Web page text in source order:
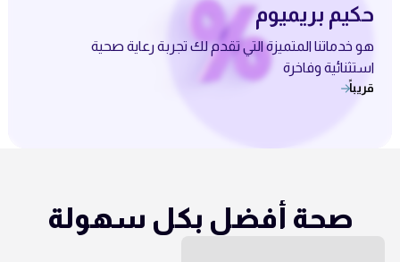
حكيم بريميوم
هو خدماتنا المتميزة التي تقدم لك تجربة رعاية صحية
استثنائية وفاخرة
قريباً
صحة أفضل بكل سهولة